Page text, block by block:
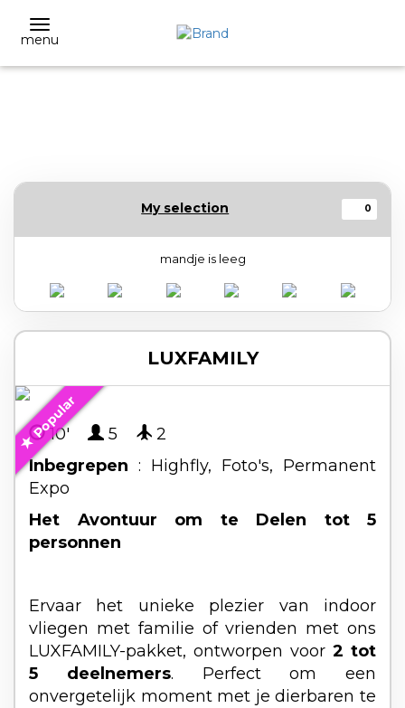
menu
My selection 0
mandje is leeg
LUXFAMILY
Popular
10' 5
2
Inbegrepen : Highfly, Foto's, Permanent
Expo
Het Avontuur om te Delen tot 5
personnen
Ervaar het unieke plezier van indoor
vliegen met familie of vrienden met ons
LUXFAMILY-pakket, ontworpen voor 2 tot
5 deelnemers. Perfect om een
onvergetelijk moment met je dierbaren te